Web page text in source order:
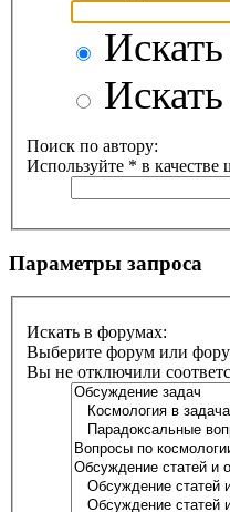
Поиск по автору:
Используйте * в качестве
Параметры запроса
Искать в форумах:
Выберите форум или
Вы не отключили